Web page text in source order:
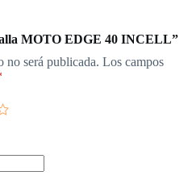
MOTO EDGE 40 INCELL”
no será publicada. Los campos